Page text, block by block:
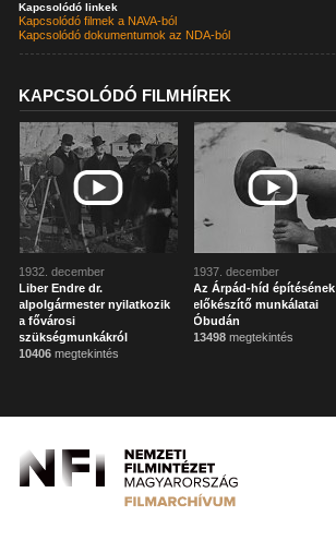
Kapcsolódó linkek
Kapcsolódó filmek a NAVA-ból
Kapcsolódó dokumentumok az NDA-ból
KAPCSOLÓDÓ FILMHÍREK
1932. december
Liber Endre dr.
alpolgármester nyilatkozik
a fővárosi
szükségmunkákról
10406 megtekintés
1937. december
Az Árpád-híd építésének
előkészítő munkálatai
Óbudán
13498 megtekintés